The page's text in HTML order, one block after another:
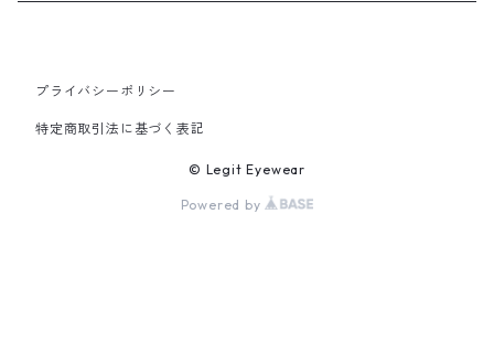
ラウンド
Sewat
Silver
Bracelet
Cap
プライバシーポリシー
特定商取引法に基づく表記
© Legit Eyewear
Powered by